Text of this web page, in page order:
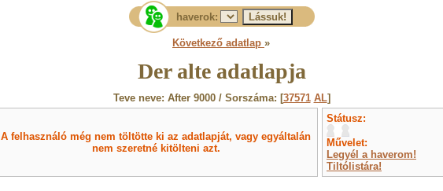
haverok:
Következő adatlap »
Der alte adatlapja
Teve neve: After 9000 / Sorszáma: [37571 AL]
A felhasználó még nem töltötte ki az adatlapját, vagy egyáltalán
nem szeretné kitölteni azt.
Státusz:
Művelet:
Legyél a haverom!
Tiltólistára!